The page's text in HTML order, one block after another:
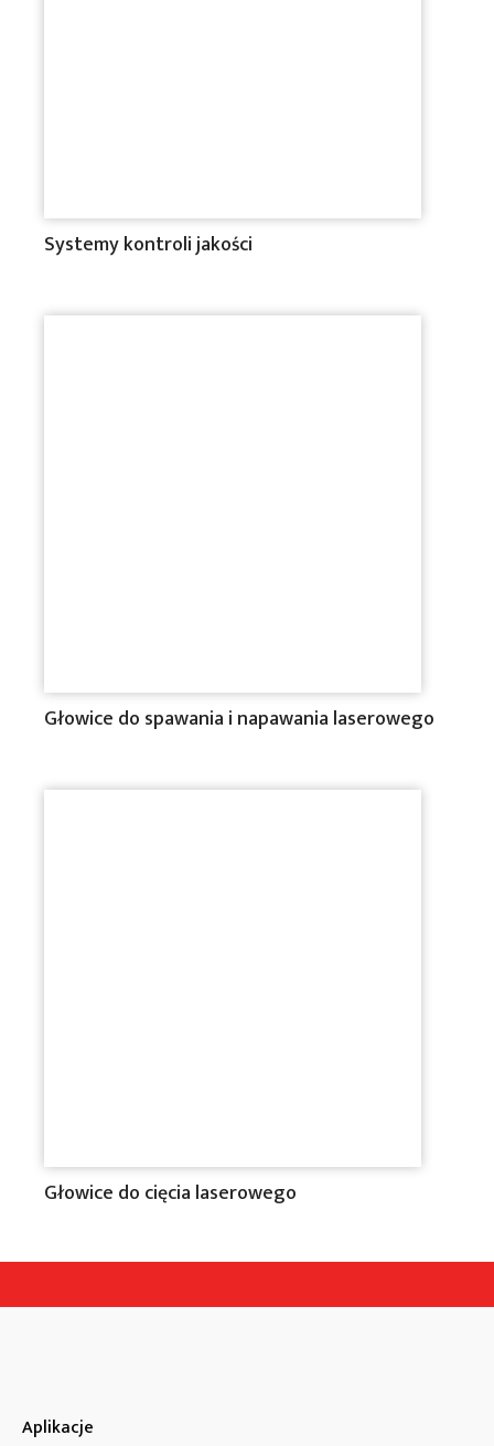
Systemy kontroli jakości
Głowice do spawania i napawania laserowego
Głowice do cięcia laserowego
Aplikacje